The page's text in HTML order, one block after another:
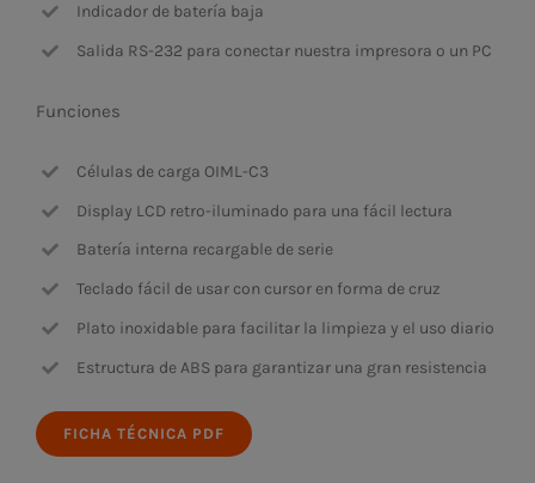
Indicador de batería baja
Salida RS-232 para conectar nuestra impresora o un PC
Funciones
Células de carga OIML-C3
Display LCD retro-iluminado para una fácil lectura
Batería interna recargable de serie
Teclado fácil de usar con cursor en forma de cruz
Plato inoxidable para facilitar la limpieza y el uso diario
Estructura de ABS para garantizar una gran resistencia
FICHA TÉCNICA PDF